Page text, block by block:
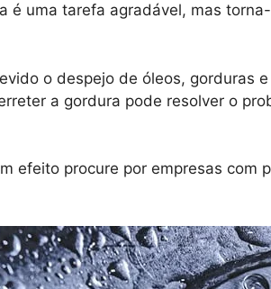
é uma tarefa agradável, mas
o despejo de óleos, gorduras
a gordura pode resolver o
efeito procure por empresas